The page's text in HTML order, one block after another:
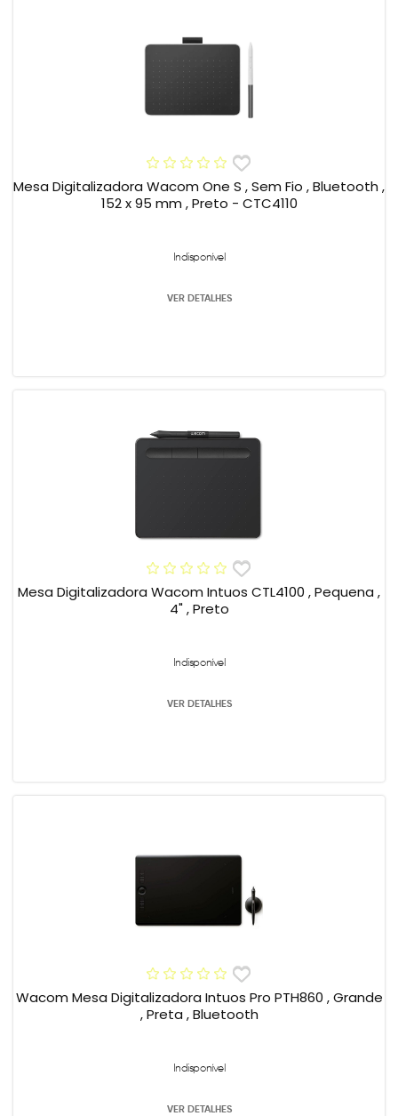
Mesa Digitalizadora Wacom One S , Sem Fio , Bluetooth ,
152 x 95 mm , Preto - CTC4110
Indisponível
VER DETALHES
Mesa Digitalizadora Wacom Intuos CTL4100 , Pequena ,
4" , Preto
Indisponível
VER DETALHES
Wacom Mesa Digitalizadora Intuos Pro PTH860 , Grande
, Preta , Bluetooth
Indisponível
VER DETALHES